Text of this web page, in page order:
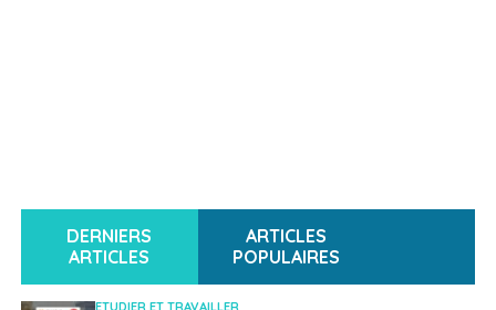
DERNIERS
ARTICLES
ARTICLES
POPULAIRES
ETUDIER ET TRAVAILLER